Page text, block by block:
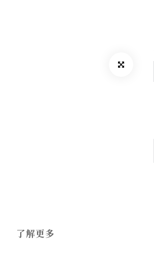
了解更多